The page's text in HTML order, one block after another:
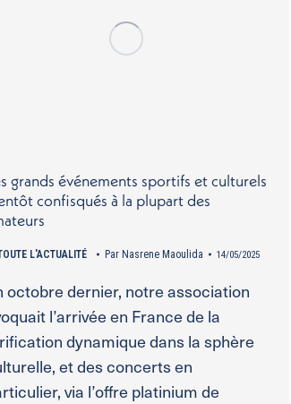
grands événements sportifs et culturels
confisqués à la plupart des
L'ACTUALITÉ Par Nasrene Maoulida 14/05/2025
octobre dernier, notre association
l’arrivée en France de la
dynamique dans la sphère
et des concerts en
via l’offre platinium de